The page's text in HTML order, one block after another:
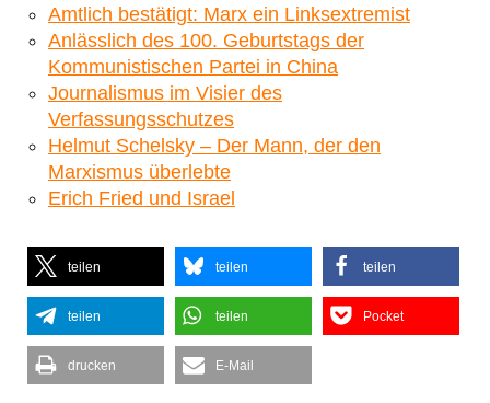
Amtlich bestätigt: Marx ein Linksextremist
Anlässlich des 100. Geburtstags der
Kommunistischen Partei in China
Journalismus im Visier des
Verfassungsschutzes
Helmut Schelsky – Der Mann, der den
Marxismus überlebte
Erich Fried und Israel
teilen teilen teilen
teilen teilen Pocket
drucken E-Mail